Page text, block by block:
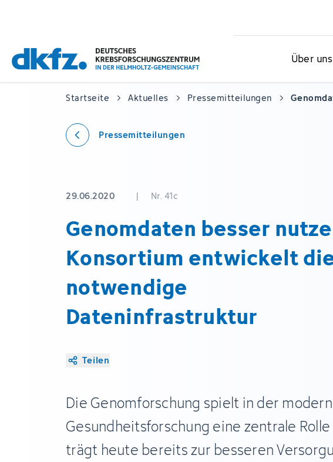
Über uns
Startseite Aktuelles Pressemitteilungen
Pressemitteilungen
29.06.2020 | Nr. 41c
Genomdaten besser
Konsortium entwickelt
notwendige
Dateninfrastruktur
Teilen
Die Genomforschung spielt in der
Gesundheitsforschung eine zentrale Rolle
trägt heute bereits zur besseren